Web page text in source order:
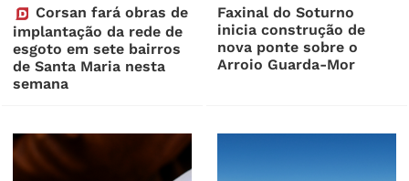
Corsan fará obras de
implantação da rede de
esgoto em sete bairros
de Santa Maria nesta
semana
Faxinal do Soturno
inicia construção de
nova ponte sobre o
Arroio Guarda-Mor